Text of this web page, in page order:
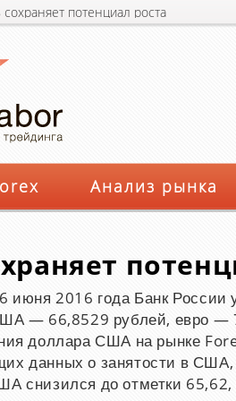
сохраняет потенциал роста
Анализ рынка
июня 2016 года Банк
— 66,8529 рублей, евро —
доллара США на рынке
данных о занятости в США,
снизился до отметки 65,62,